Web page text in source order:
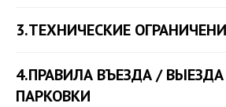
3.ТЕХНИЧЕСКИЕ
4.ПРАВИЛА ВЪЕЗДА /
ПАРКОВКИ